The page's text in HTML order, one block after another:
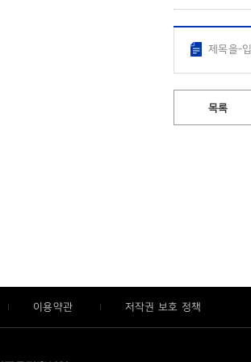
제목을-
목록
이용약관 저작권 보호 정책